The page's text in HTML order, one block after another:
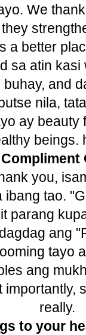
We
a better
sa atin
and
nila,
ay
beings.
you,
tao.
parang
ang
tayo
ang
importantly,
really.
to your